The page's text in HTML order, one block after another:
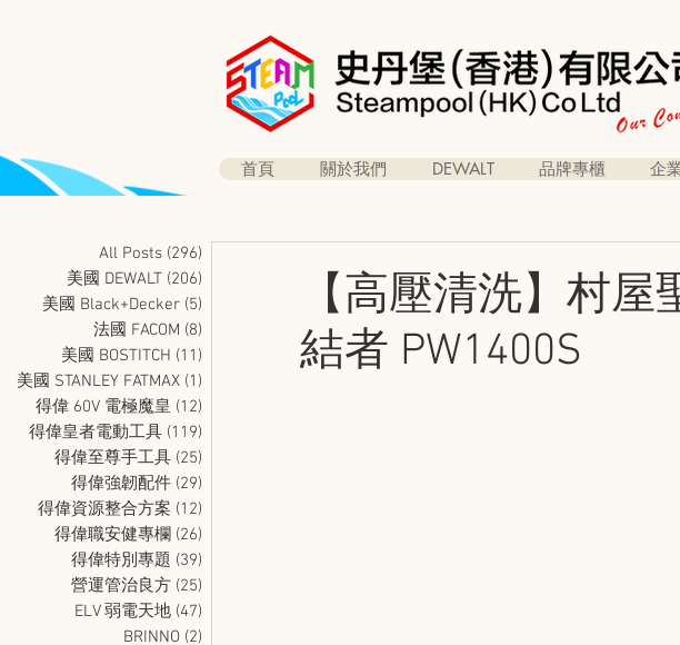
首頁 關於我們 DEWALT 品牌專櫃 企
All Posts (296)
美國 DEWALT (206)
美國 Black+Decker (5)
法國 FACOM (8)
美國 BOSTITCH (11)
美國 STANLEY FATMAX (1)
得偉 60V 電極魔皇 (12)
得偉皇者電動工具 (119)
得偉至尊手工具 (25)
得偉強韌配件 (29)
得偉資源整合方案 (12)
得偉職安健專欄 (26)
得偉特別專題 (39)
營運管治良方 (25)
ELV 弱電天地 (47)
BRINNO (2)
【高壓清洗】村
結者 PW1400S